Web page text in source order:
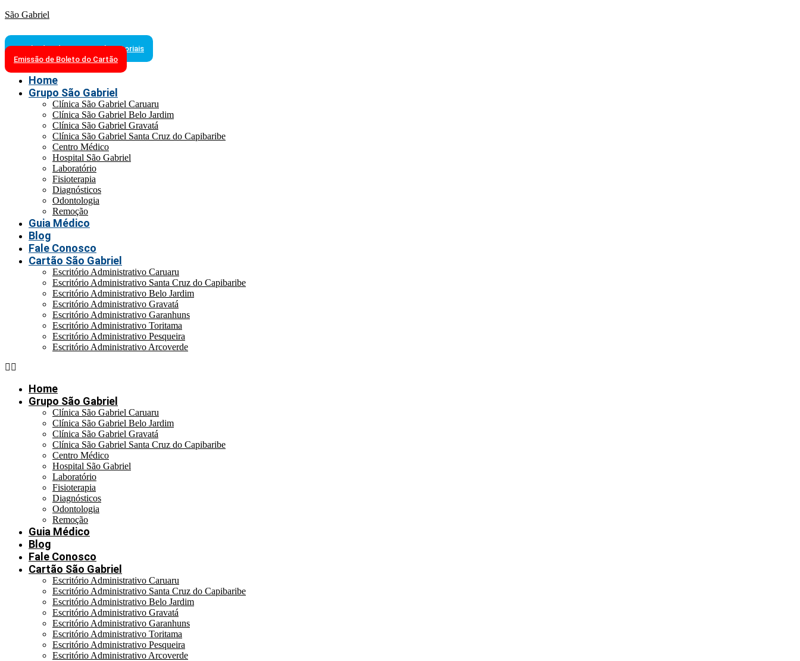
São Gabriel
Resultados de Exames Laboratoriais
Emissão de Boleto do Cartão
Home
Grupo São Gabriel
Clínica São Gabriel Caruaru
Clínica São Gabriel Belo Jardim
Clínica São Gabriel Gravatá
Clínica São Gabriel Santa Cruz do Capibaribe
Centro Médico
Hospital São Gabriel
Laboratório
Fisioterapia
Diagnósticos
Odontologia
Remoção
Guia Médico
Blog
Fale Conosco
Cartão São Gabriel
Escritório Administrativo Caruaru
Escritório Administrativo Santa Cruz do Capibaribe
Escritório Administrativo Belo Jardim
Escritório Administrativo Gravatá
Escritório Administrativo Garanhuns
Escritório Administrativo Toritama
Escritório Administrativo Pesqueira
Escritório Administrativo Arcoverde
Home
Grupo São Gabriel
Clínica São Gabriel Caruaru
Clínica São Gabriel Belo Jardim
Clínica São Gabriel Gravatá
Clínica São Gabriel Santa Cruz do Capibaribe
Centro Médico
Hospital São Gabriel
Laboratório
Fisioterapia
Diagnósticos
Odontologia
Remoção
Guia Médico
Blog
Fale Conosco
Cartão São Gabriel
Escritório Administrativo Caruaru
Escritório Administrativo Santa Cruz do Capibaribe
Escritório Administrativo Belo Jardim
Escritório Administrativo Gravatá
Escritório Administrativo Garanhuns
Escritório Administrativo Toritama
Escritório Administrativo Pesqueira
Escritório Administrativo Arcoverde